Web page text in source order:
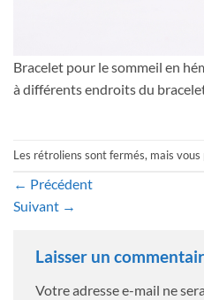
Bracelet pour le sommeil en
à différents endroits du
Les rétroliens sont fermés, mais vous
← Précédent
Suivant →
Laisser un
Votre adresse e-mail ne